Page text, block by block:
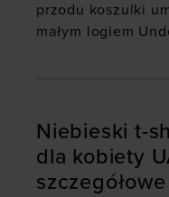
przodu koszulki
małym logiem
Niebieski t-
dla kobiety